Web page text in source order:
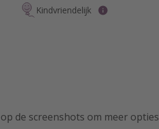
Kindvriendelijk
de screenshots om meer opties